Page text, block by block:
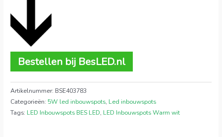
Bestellen bij BesLED.nl
Artikelnummer: BSE403783
Categorieën: 5W led inbouwspots, Led inbouwspots
Tags: LED Inbouwspots BES LED, LED Inbouwspots Warm wit